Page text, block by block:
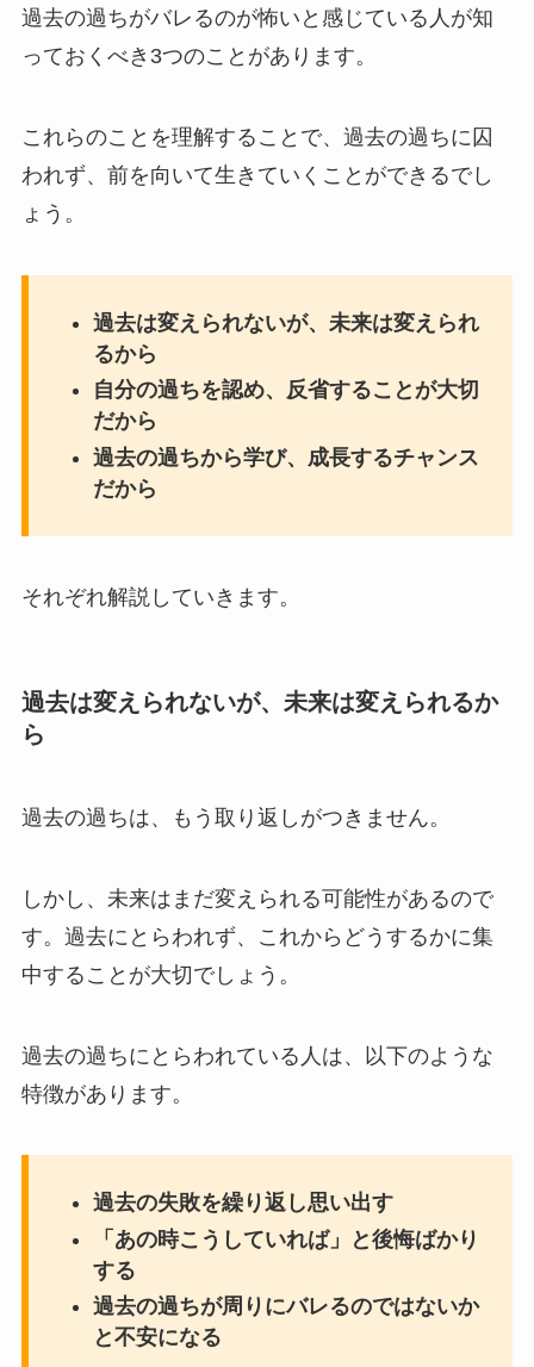
過去の過ちがバレるのが怖いと感じている人が知
っておくべき3つのことがあります。
これらのことを理解することで、過去の過ちに囚
われず、前を向いて生きていくことができるでし
ょう。
過去は変えられないが、未来は変えられ
るから
自分の過ちを認め、反省することが大切
だから
過去の過ちから学び、成長するチャンス
だから
それぞれ解説していきます。
過去は変えられないが、未来は変えられるか
ら
過去の過ちは、もう取り返しがつきません。
しかし、未来はまだ変えられる可能性があるので
す。過去にとらわれず、これからどうするかに集
中することが大切でしょう。
過去の過ちにとらわれている人は、以下のような
特徴があります。
過去の失敗を繰り返し思い出す
「あの時こうしていれば」と後悔ばかり
する
過去の過ちが周りにバレるのではないか
と不安になる